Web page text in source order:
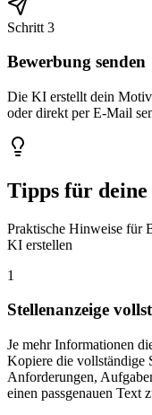
Schritt 3
Bewerbung senden
Die KI erstellt dein
oder direkt per E-Mail
Tipps für
Praktische Hinweise für
KI erstellen
1
Stellenanzeige
Je mehr Informationen
Kopiere die vollständige
Anforderungen,
einen passgenauen Text